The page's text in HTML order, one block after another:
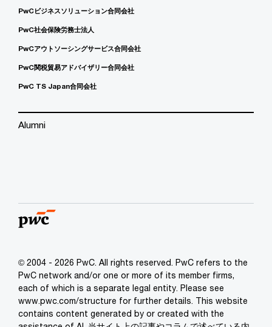
PwCビジネスソリューション合同会社
PwC社会保険労務士法人
PwCアウトソーシングサービス合同会社
PwC関税貿易アドバイザリー合同会社
PwC TS Japan合同会社
Alumni
© 2004 - 2026 PwC. All rights reserved. PwC refers to the
PwC network and/or one or more of its member firms,
each of which is a separate legal entity. Please see
www.pwc.com/structure for further details. This website
contains content generated by or created with the